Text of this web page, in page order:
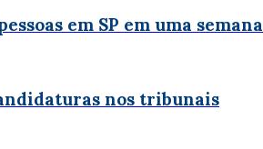
em SP em uma semana
nos tribunais